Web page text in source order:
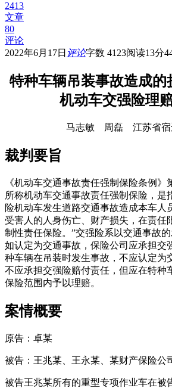
2413
文章
80
评论
2022年6月17日 评论字数 4123阅读13分
特种车辆吊装事故造成的
机动车交强险理
马志敏 周磊 江苏省宿
裁判要旨
《机动车交通事故责任强制保险条例》
所称机动车交通事故责任强制保险，是
险机动车发生道路交通事故造成本车人
受害人的人身伤亡、财产损失，在责任
制性责任保险。”交强险系以交通事故的
如认定为交通事故，保险公司应承担交
种车辆在吊装时发生事故，不应认定为
不应承担交强险赔付责任，但应在特种
保险范围内予以理赔。
案情概要
原告：卓某
被告：王兆某、王永某、某财产保险公
被告王兆某所有的重型专项作业车在被